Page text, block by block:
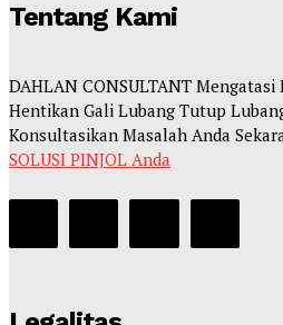
Tentang Kami
DAHLAN CONSULTANT
Hentikan Gali Lubang Tutup
Konsultasikan Masalah Anda
SOLUSI PINJOL Anda